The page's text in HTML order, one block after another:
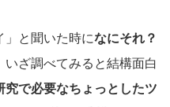
」と聞いた時になにそれ？
いざ調べてみると結構面白
究で必要なちょっとしたツ